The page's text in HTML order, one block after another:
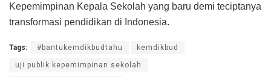
Kepemimpinan Kepala Sekolah yang baru demi teciptanya
transformasi pendidikan di Indonesia.
Tags: #bantukemdikbudtahu kemdikbud
uji publik kepemimpinan sekolah